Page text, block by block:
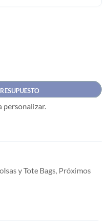
personalizar.
y Tote Bags, Próximos